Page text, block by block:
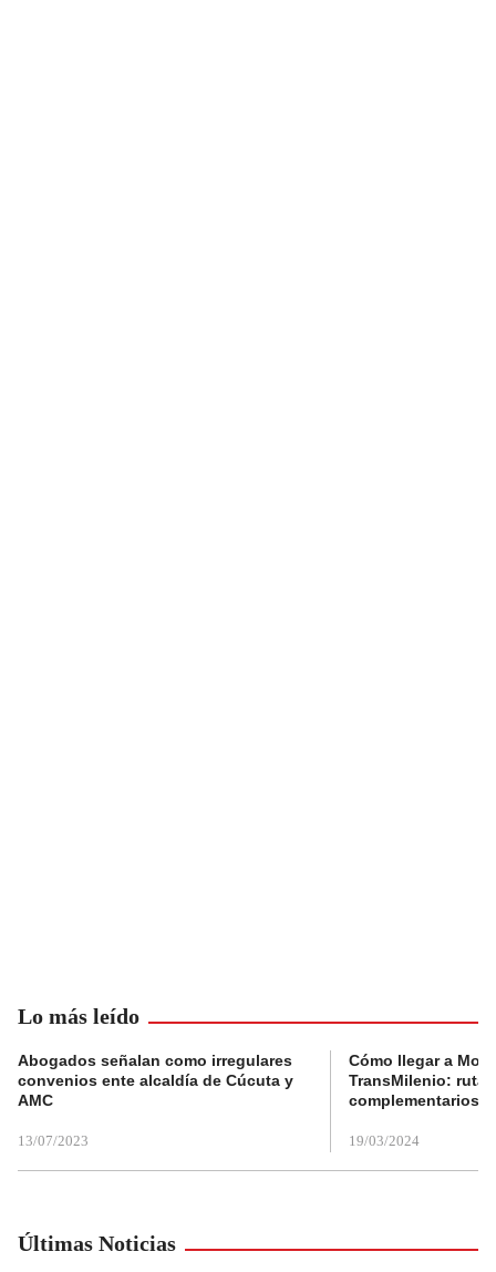
Lo más leído
Abogados señalan como irregulares
convenios ente alcaldía de Cúcuta y
AMC
13/07/2023
Cómo llegar a
TransMilenio:
complementarios
19/03/2024
Últimas Noticias